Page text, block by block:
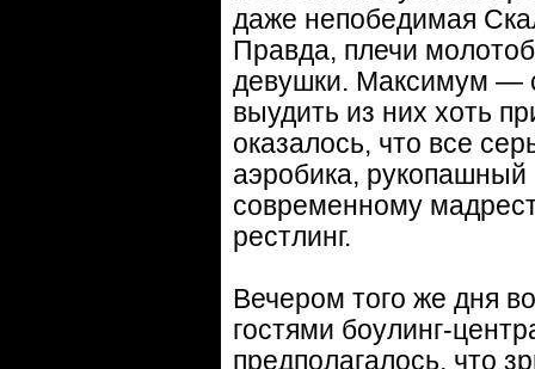
даже непобедимая
Правда, плечи
девушки. Максимум —
выудить из них хоть
оказалось, что все
аэробика,
современному
рестлинг.
Вечером того же дня
гостями боулинг-
предполагалось, что